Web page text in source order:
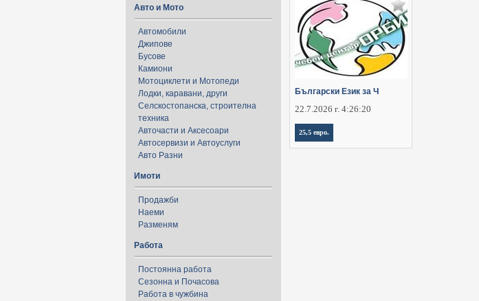
Авто и Мото
Автомобили
Джипове
Бусове
Камиони
Мотоциклети и Мотопеди
Лодки, каравани, други
Селскостопанска, строителна
техника
Авточасти и Аксесоари
Автосервизи и Автоуслуги
Авто Разни
Имоти
Продажби
Наеми
Разменям
Работа
Постоянна работа
Сезонна и Почасова
Работа в чужбина
Български Език за Ч
22.7.2026 г. 4:26:20
25,5 евро.